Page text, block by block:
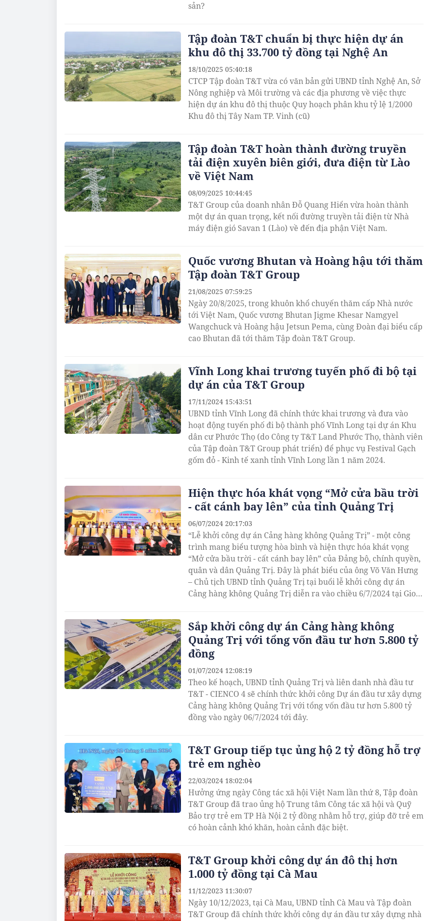
sản?
Tập đoàn T&T chuẩn bị thực hiện dự án
khu đô thị 33.700 tỷ đồng tại Nghệ An
CTCP Tập đoàn T&T vừa có văn bản gửi UBND tỉnh Nghệ An, Sở
Nông nghiệp và Môi trường và các địa phương về việc thực
hiện dự án khu đô thị thuộc Quy hoạch phân khu tỷ lệ 1/2000
Khu đô thị Tây Nam TP. Vinh (cũ)
18/10/2025 05:40:18
Tập đoàn T&T hoàn thành đường truyền
tải điện xuyên biên giới, đưa điện từ Lào
về Việt Nam
T&T Group của doanh nhân Đỗ Quang Hiển vừa hoàn thành
một dự án quan trọng, kết nối đường truyền tải điện từ Nhà
máy điện gió Savan 1 (Lào) về đến địa phận Việt Nam.
08/09/2025 10:44:45
Quốc vương Bhutan và Hoàng hậu tới thăm
Tập đoàn T&T Group
Ngày 20/8/2025, trong khuôn khổ chuyến thăm cấp Nhà nước
tới Việt Nam, Quốc vương Bhutan Jigme Khesar Namgyel
Wangchuck và Hoàng hậu Jetsun Pema, cùng Đoàn đại biểu cấp
cao Bhutan đã tới thăm Tập đoàn T&T Group.
21/08/2025 07:59:25
Vĩnh Long khai trương tuyến phố đi bộ tại
dự án của T&T Group
UBND tỉnh Vĩnh Long đã chính thức khai trương và đưa vào
hoạt động tuyến phố đi bộ thành phố Vĩnh Long tại dự án Khu
dân cư Phước Thọ (do Công ty T&T Land Phước Thọ, thành viên
của Tập đoàn T&T Group phát triển) để phục vụ Festival Gạch
gốm đỏ - Kinh tế xanh tỉnh Vĩnh Long lần 1 năm 2024.
17/11/2024 15:43:51
Hiện thực hóa khát vọng “Mở cửa bầu trời
- cất cánh bay lên” của tỉnh Quảng Trị
“Lễ khởi công dự án Cảng hàng không Quảng Trị” - một công
trình mang biểu tượng hòa bình và hiện thực hóa khát vọng
“Mở cửa bầu trời - cất cánh bay lên” của Đảng bộ, chính quyền,
quân và dân Quảng Trị. Đây là phát biểu của ông Võ Văn Hưng
– Chủ tịch UBND tỉnh Quảng Trị tại buổi lễ khởi công dự án
Cảng hàng không Quảng Trị diễn ra vào chiều 6/7/2024 tại Gio
06/07/2024 20:17:03
Sắp khởi công dự án Cảng hàng không
Quảng Trị với tổng vốn đầu tư hơn 5.800 tỷ
đồng
Theo kế hoạch, UBND tỉnh Quảng Trị và liên danh nhà đầu tư
T&T - CIENCO 4 sẽ chính thức khởi công Dự án đầu tư xây dựng
Cảng hàng không Quảng Trị với tổng vốn đầu tư hơn 5.800 tỷ
đồng vào ngày 06/7/2024 tới đây.
01/07/2024 12:08:19
T&T Group tiếp tục ủng hộ 2 tỷ đồng hỗ trợ
trẻ em nghèo
Hưởng ứng ngày Công tác xã hội Việt Nam lần thứ 8, Tập đoàn
T&T Group đã trao ủng hộ Trung tâm Công tác xã hội và Quỹ
Bảo trợ trẻ em TP Hà Nội 2 tỷ đồng nhằm hỗ trợ, giúp đỡ trẻ em
có hoàn cảnh khó khăn, hoàn cảnh đặc biệt.
22/03/2024 18:02:04
T&T Group khởi công dự án đô thị hơn
1.000 tỷ đồng tại Cà Mau
Ngày 10/12/2023, tại Cà Mau, UBND tỉnh Cà Mau và Tập đoàn
T&T Group đã chính thức khởi công dự án đầu tư xây dựng nhà
11/12/2023 11:30:07